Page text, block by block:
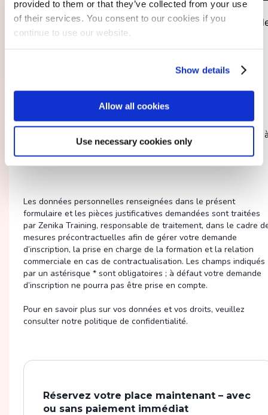
provided to them or that they’ve collected from your use
of their services. You consent to our cookies if you
continue to use our website.
Show details
Allow all cookies
Use necessary cookies only
J’ai lu et j’accepte lapolitique de confidentialité
Zenika Training.*
J’accepte de recevoir des informations de Zenika
En cochant cette case, vous souhaitez nous informer
d’un besoin spécifique d’adaptation de la formation lié
un handicap
Les données personnelles renseignées dans le présent
formulaire et les pièces justificatives demandées sont traitées
par Zenika Training, responsable de traitement, dans le cadre
mesures précontractuelles afin de gérer votre demande
d’inscription, la prise en charge de la formation et la relation
commerciale en cas de contractualisation. Les champs indiqués
par un astérisque * sont obligatoires ; à défaut votre demande
d’inscription ne pourra pas être prise en compte.
Pour en savoir plus sur vos données et vos droits, veuillez
consulter notre politique de confidentialité.
Réservez votre place maintenant – avec
ou sans paiement immédiat